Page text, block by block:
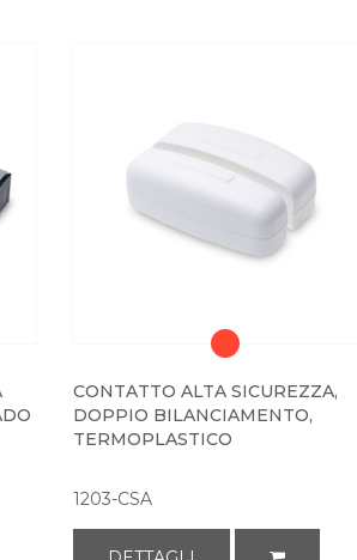
CONTATTO ALTA SICUREZZA,
DOPPIO BILANCIAMENTO,
TERMOPLASTICO
1203-CSA